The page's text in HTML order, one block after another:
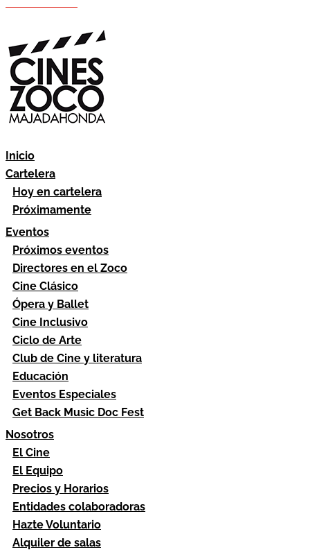
Inicio
Cartelera
Hoy en cartelera
Próximamente
Eventos
Próximos eventos
Directores en el Zoco
Cine Clásico
Ópera y Ballet
Cine Inclusivo
Ciclo de Arte
Club de Cine y literatura
Educación
Eventos Especiales
Get Back Music Doc Fest
Nosotros
El Cine
El Equipo
Precios y Horarios
Entidades colaboradoras
Hazte Voluntario
Alquiler de salas